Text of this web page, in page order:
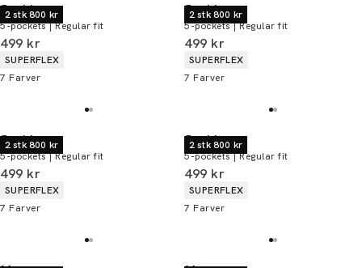
2 stk 800 kr
Jack's
5-pockets | Regular fit
I alt (inkl. rabat)
499 kr
Produkt egenskaber
SUPERFLEX
7 Farver
2 stk 800 kr
Jack's
5-pockets | Regular fit
I alt (inkl. rabat)
499 kr
Produkt egenskaber
SUPERFLEX
7 Farver
2 stk 800 kr
Jack's
5-pockets | Regular fit
I alt (inkl. rabat)
499 kr
Produkt egenskaber
SUPERFLEX
7 Farver
2 stk 800 kr
Jack's
5-pockets | Regular fit
I alt (inkl. rabat)
499 kr
Produkt egenskaber
SUPERFLEX
7 Farver